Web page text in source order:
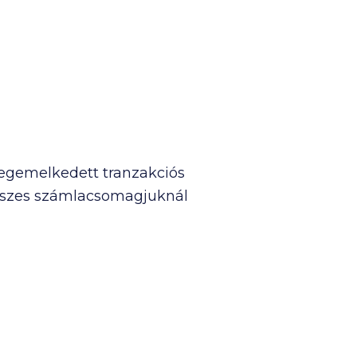
tranzakciós
számlacsomagjuknál